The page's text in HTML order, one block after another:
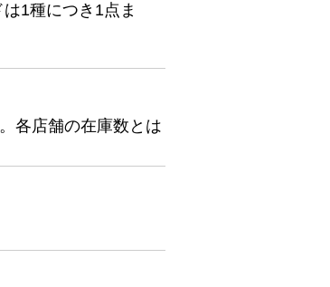
1種につき1点ま
各店舗の在庫数とは